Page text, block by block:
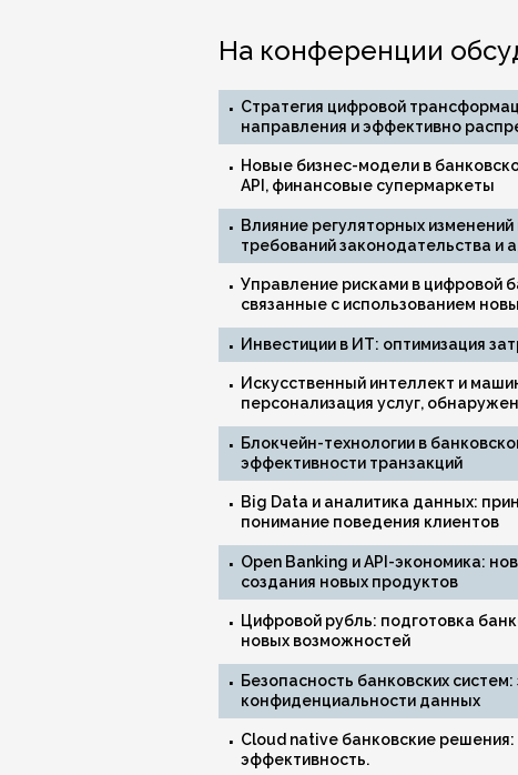
На конференции
Стратегия цифровой
направления и эффективно
Новые бизнес-модели в
API, финансовые супермаркеты
Влияние регуляторных
требований законодательства и
Управление рисками в цифровой
связанные с использованием
Инвестиции в ИТ: оптимизация
Искусственный интеллект и
персонализация услуг,
Блокчейн-технологии в
эффективности транзакций
Big Data и аналитика данных:
понимание поведения клиентов
Open Banking и API-экономика:
создания новых продуктов
Цифровой рубль: подготовка
новых возможностей
Безопасность банковских
конфиденциальности данных
Cloud native банковские
эффективность.